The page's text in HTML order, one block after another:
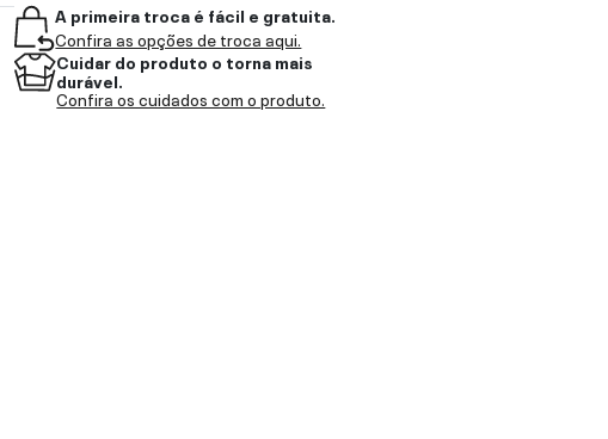
A primeira troca é fácil e gratuita.
Confira as opções de troca aqui.
Cuidar do produto o torna mais
durável.
Confira os cuidados com o produto.